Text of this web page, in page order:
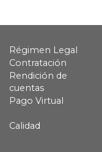
Régimen Legal
Contratación
Rendición de
cuentas
Pago Virtual
Calidad